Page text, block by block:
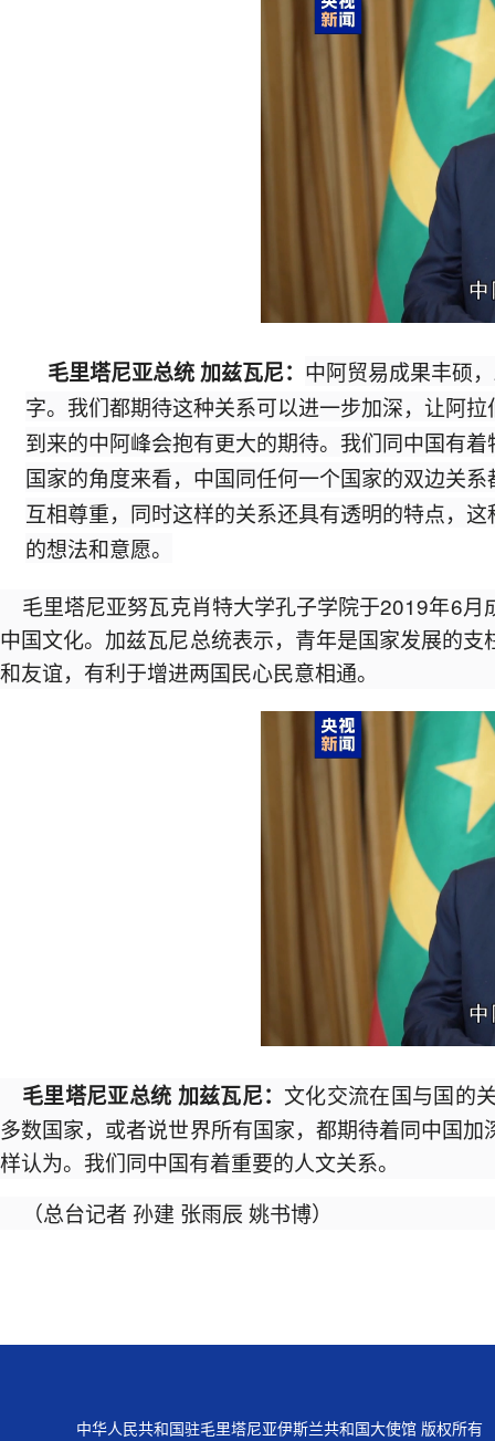
毛里塔尼亚总统 加兹瓦尼： 中阿贸易成果丰硕
字。我们都期待这种关系可以进一步加深，让阿
到来的中阿峰会抱有更大的期待。我们同中国有
国家的角度来看，中国同任何一个国家的双边关
互相尊重，同时这样的关系还具有透明的特点，
的想法和意愿。
毛里塔尼亚努瓦克肖特大学孔子学院于2019年6
中国文化。加兹瓦尼总统表示，青年是国家发展的
和友谊，有利于增进两国民心民意相通。
毛里塔尼亚总统 加兹瓦尼： 文化交流在国与国的
多数国家，或者说世界所有国家，都期待着同中国
样认为。我们同中国有着重要的人文关系。
（总台记者 孙建 张雨辰 姚书博）
中华人民共和国驻毛里塔尼亚伊斯兰共和国大使馆 版权所有